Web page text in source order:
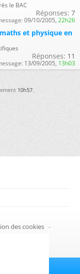
le BAC
Réponses: 7
09/10/2005, 22h26
et physique en
Réponses: 11
13/09/2005, 13h03
10h57.
des cookies -